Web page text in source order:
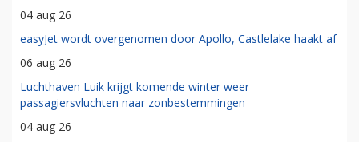
04 aug 26
easyJet wordt overgenomen door Apollo, Castlelake haakt af
06 aug 26
Luchthaven Luik krijgt komende winter weer
passagiersvluchten naar zonbestemmingen
04 aug 26